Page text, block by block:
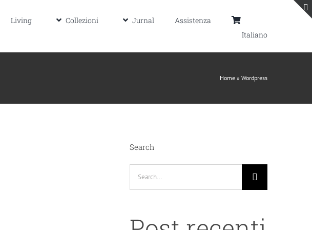
Living Collezioni Jurnal
Assistenza
Italiano
Home » Wordpress
Search
for: